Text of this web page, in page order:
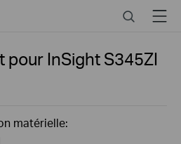
SearchMenu
pour InSight S345ZI
matérielle: